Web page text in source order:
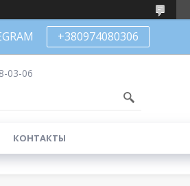
+380974080306
03-06
КОНТАКТЫ